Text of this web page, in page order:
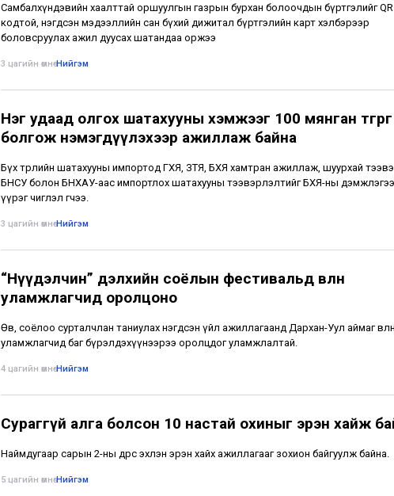
Самбалхүндэвийн хаалттай оршуулгын газрын бурхан болоочдын бүртгэлийг QR
кодтой, нэгдсэн мэдээллийн сан бүхий дижитал бүртгэлийн карт хэлбэрээр
боловсруулах ажил дуусах шатандаа оржээ
3 цагийн өмнө•Нийгэм
Нэг удаад олгох шатахууны хэмжээг 100 мянган төгрөг
болгож нэмэгдүүлэхээр ажиллаж байна
Бүх төрлийн шатахууны импортод ГХЯ, ЗТЯ, БХЯ хамтран ажиллаж, шуурхай
БНСУ болон БНХАУ-аас импортлох шатахууны тээвэрлэлтийг БХЯ-ны
үүрэг чиглэл өгчээ.
3 цагийн өмнө•Нийгэм
“Нүүдэлчин” дэлхийн соёлын фестивальд өвлөн
уламжлагчид оролцоно
Өв, соёлоо сурталчлан таниулах нэгдсэн үйл ажиллагаанд Дархан-Уул аймаг өвлөн
уламжлагчид баг бүрэлдэхүүнээрээ оролцдог уламжлалтай.
4 цагийн өмнө•Нийгэм
Сураггүй алга болсон 10 настай охиныг эрэн хайж
Наймдугаар сарын 2-ны өдрөөс эхлэн эрэн хайх ажиллагааг зохион байгуулж байна.
5 цагийн өмнө•Нийгэм